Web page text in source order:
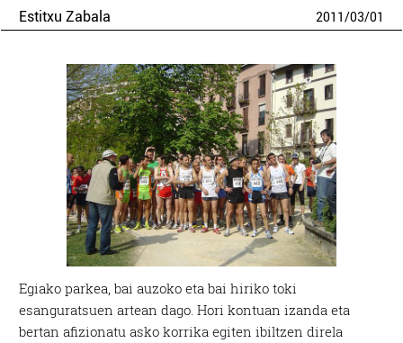
Estitxu Zabala 2011/03/01
Egiako parkea, bai auzoko eta bai hiriko toki
esanguratsuen artean dago. Hori kontuan izanda eta
bertan afizionatu asko korrika egiten ibiltzen direla